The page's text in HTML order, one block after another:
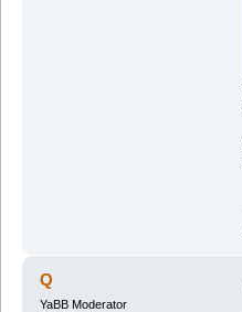
Q
YaBB Moderator